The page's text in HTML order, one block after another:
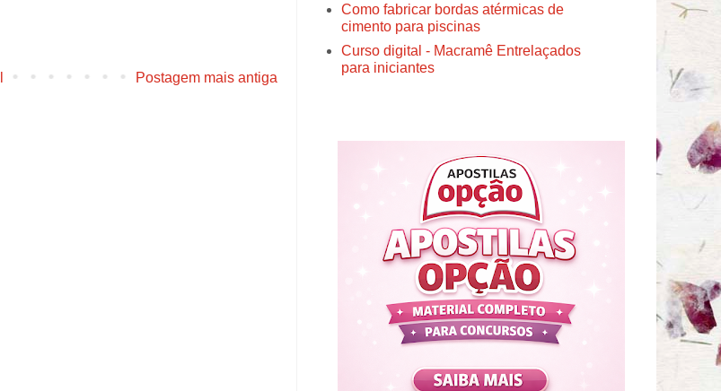
Postagem mais antiga
Como fabricar bordas atérmicas de
cimento para piscinas
Curso digital - Macramê Entrelaçados
para iniciantes